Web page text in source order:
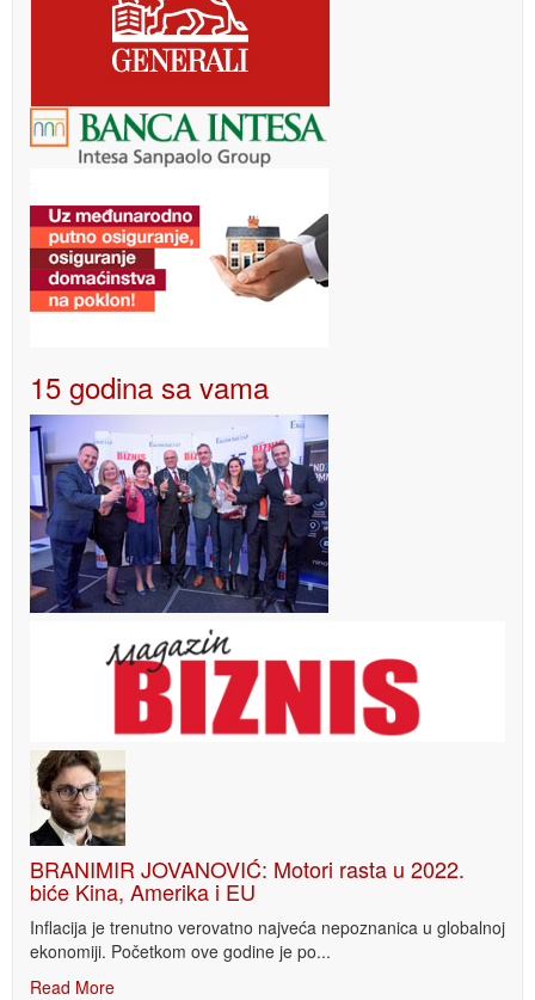
15 godina sa vama
BRANIMIR JOVANOVIĆ: Motori rasta u 2022.
biće Kina, Amerika i EU
Inflacija je trenutno verovatno najveća nepoznanica u globalnoj
ekonomiji. Početkom ove godine je po...
Read More